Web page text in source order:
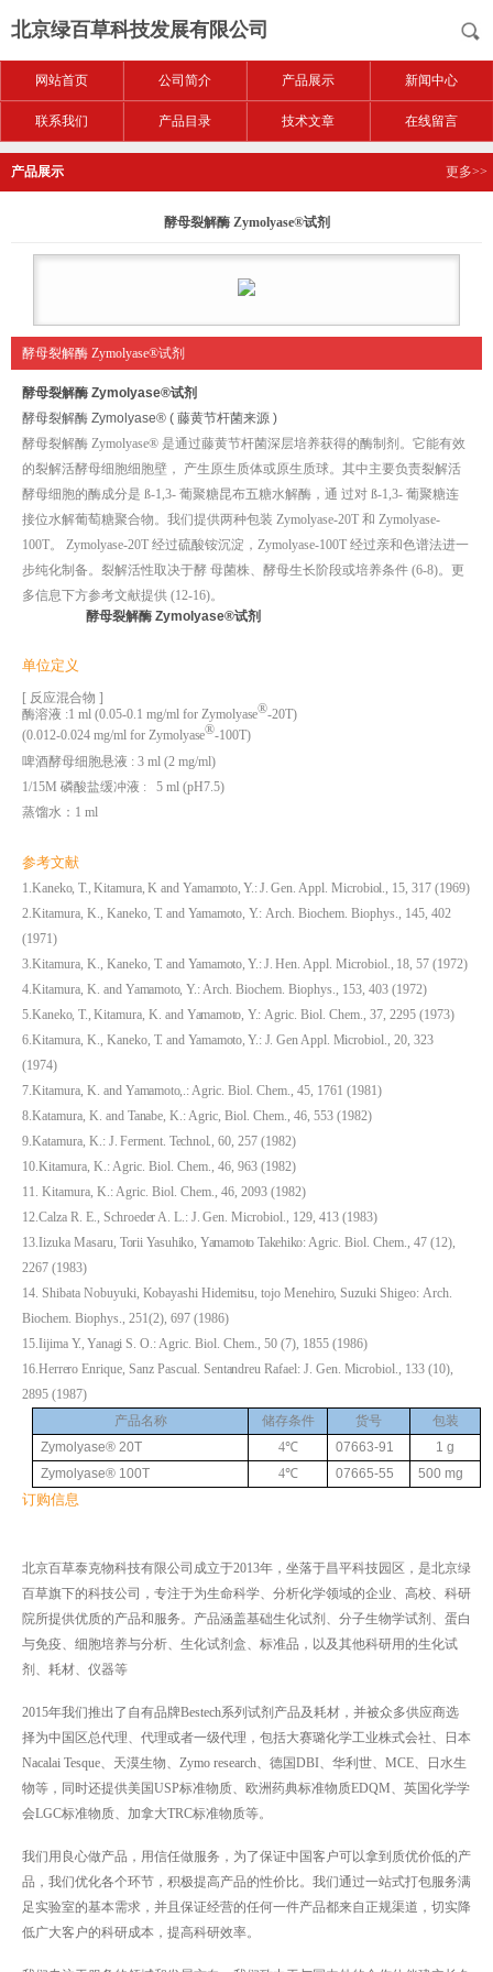
北京绿百草科技发展有限公司
网站首页 公司简介 产品展示 新闻中心
联系我们 产品目录 技术文章 在线留言
产品展示 更多>>
酵母裂解酶 Zymolyase®试剂
酵母裂解酶 Zymolyase®试剂
酵母裂解酶 Zymolyase®试剂
酵母裂解酶 Zymolyase® ( 藤黄节杆菌来源 )
酵母裂解酶 Zymolyase® 是通过藤黄节杆菌深层培养获得的酶制剂。它能有效
的裂解活酵母细胞细胞壁， 产生原生质体或原生质球。其中主要负责裂解活
酵母细胞的酶成分是 ß-1,3- 葡聚糖昆布五糖水解酶，通 过对 ß-1,3- 葡聚糖连
接位水解葡萄糖聚合物。我们提供两种包装 Zymolyase-20T 和 Zymolyase-
100T。 Zymolyase-20T 经过硫酸铵沉淀， Zymolyase-100T 经过亲和色谱法进一
步纯化制备。裂解活性取决于酵 母菌株、酵母生长阶段或培养条件 (6-8)。更
多信息下方参考文献提供 (12-16)。
酵母裂解酶 Zymolyase®试剂
单位定义
[ 反应混合物 ]
酶溶液 :1 ml (0.05-0.1 mg/ml for Zymolyase®-20T)
(0.012-0.024 mg/ml for Zymolyase®-100T)
啤酒酵母细胞悬液 : 3 ml (2 mg/ml)
1/15M 磷酸盐缓冲液 : 5 ml (pH7.5)
蒸馏水： 1 ml
参考文献
1.Kaneko, T.,Kitamura, K andYamamoto, Y.: J.Gen. Appl.Microbiol.,
15, 317 (1969)
2.Kitamura, K., Kaneko, T. and Yamamoto, Y.: Arch. Biochem. Biophys., 145, 402
(1971)
3.Kitamura, K., Kaneko, T. and Yamamoto, Y.: J.Hen. Appl.Microbiol.,
18, 57 (1972)
4.Kitamura, K. and Yamamoto, Y.: Arch. Biochem. Biophys., 153, 403 (1972)
5.Kaneko, T., Kitamura, K. and Yamamoto, Y.: Agric. Biol. Chem., 37, 2295 (1973)
6.Kitamura, K., Kaneko, T. and Yamamoto, Y.: J. Gen Appl. Microbiol.,
20, 323
(1974)
7.Kitamura, K. and Yamamoto,.:Agric. Biol. Chem., 45, 1761 (1981)
8.Katamura, K. and Tanabe, K.: Agric, Biol. Chem., 46, 553 (1982)
9.Katamura, K.: J. Ferment. Technol.,
60, 257 (1982)
10.Kitamura, K.: Agric. Biol. Chem., 46, 963 (1982)
11. Kitamura, K.: Agric. Biol. Chem., 46, 2093 (1982)
12.Calza R. E., Schroeder A. L.: J. Gen.Microbiol.,
129, 413 (1983)
13.Iizuka Masaru, Torii Yasuhiko, Yamamoto Takehiko:Agric. Biol. Chem., 47 (12),
2267 (1983)
14. ShibataNobuyuki, Kobayashi Hidemitsu, tojo Menehiro, Suzuki Shigeo: Arch.
Biochem. Biophys., 251(2), 697 (1986)
15.Iijima Y.,Yanagi S.O.:Agric. Biol. Chem., 50 (7), 1855 (1986)
16.Herrero Enrique, SanzPascual. Sentandreu Rafael:J. Gen. Microbiol.,
133 (10),
2895 (1987)
产品名称
储存条件 货号
包装
Zymolyase® 20T
4℃ 07663-91
1 g
Zymolyase® 100T
4℃ 07665-55
500 mg
订购信息
北京百草泰克物科技有限公司成立于2013年，坐落于昌平科技园区，是北京绿
百草旗下的科技公司，专注于为生命科学、分析化学领域的企业、高校、科研
院所提供优质的产品和服务。产品涵盖基础生化试剂、分子生物学试剂、蛋白
与免疫、细胞培养与分析、生化试剂盒、标准品，以及其他科研用的生化试
剂、耗材、仪器等
2015年我们推出了自有品牌Bestech系列试剂产品及耗材，并被众多供应商选
择为中国区总代理、代理或者一级代理，包括大赛璐化学工业株式会社、日本
Nacalai Tesque、天漠生物、Zymo research、德国DBI、华利世、MCE、日水生
物等，同时还提供美国USP标准物质、欧洲药典标准物质EDQM、英国化学学
会LGC标准物质、加拿大TRC标准物质等。
我们用良心做产品，用信任做服务，为了保证中国客户可以拿到质优价低的产
品，我们优化各个环节，积极提高产品的性价比。我们通过一站式打包服务满
足实验室的基本需求，并且保证经营的任何一件产品都来自正规渠道，切实降
低广大客户的科研成本，提高科研效率。